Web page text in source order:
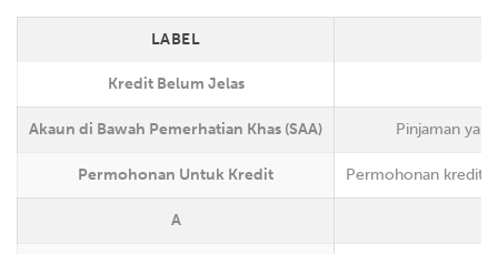
LABEL
Kredit Belum Jelas
Akaun di Bawah Pemerhatian Khas (SAA) Pinjaman
Permohonan Untuk Kredit Permohonan kredit
A